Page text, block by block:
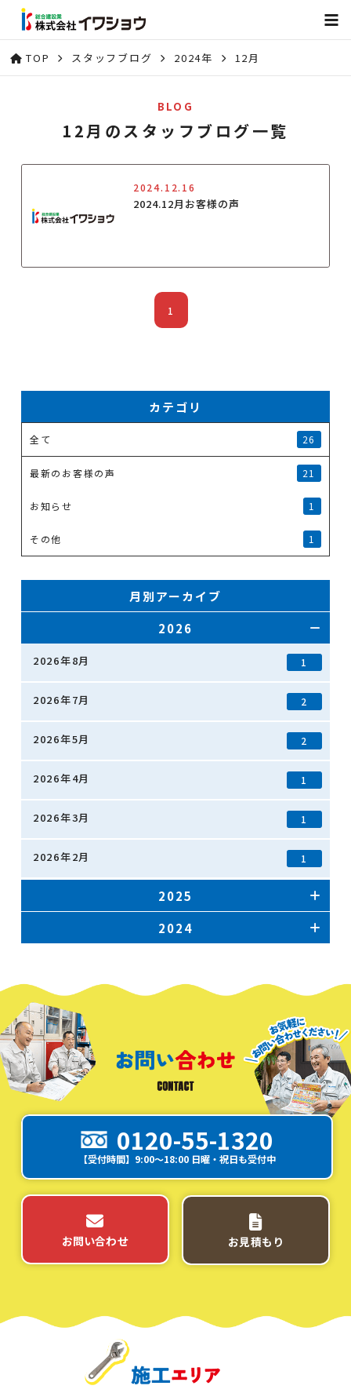
TOP スタッフブログ 2024年 12月
BLOG
12月のスタッフブログ一覧
2024.12.16
2024.12月お客様の声
1
カテゴリ
全て 26
最新のお客様の声 21
お知らせ 1
その他 1
月別アーカイブ
2026
2026年8月 1
2026年7月 2
2026年5月 2
2026年4月 1
2026年3月 1
2026年2月 1
2025
2024
0120-55-1320
【受付時間】9:00～18:00 日曜・祝日も受付中
お問い合わせ お見積もり